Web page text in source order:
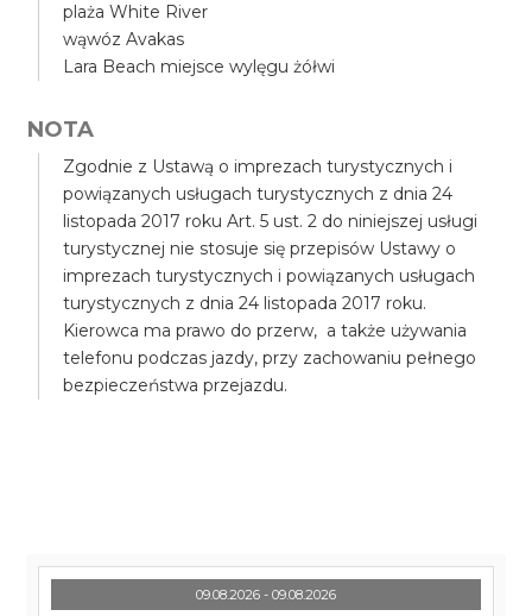
plaża White River
wąwóz Avakas
Lara Beach miejsce wylęgu żółwi
NOTA
Zgodnie z Ustawą o imprezach turystycznych i
powiązanych usługach turystycznych z dnia 24
listopada 2017 roku Art. 5 ust. 2 do niniejszej usługi
turystycznej nie stosuje się przepisów Ustawy o
imprezach turystycznych i powiązanych usługach
turystycznych z dnia 24 listopada 2017 roku.
Kierowca ma prawo do przerw, a także używania
telefonu podczas jazdy, przy zachowaniu pełnego
bezpieczeństwa przejazdu.
09.08.2026 - 09.08.2026